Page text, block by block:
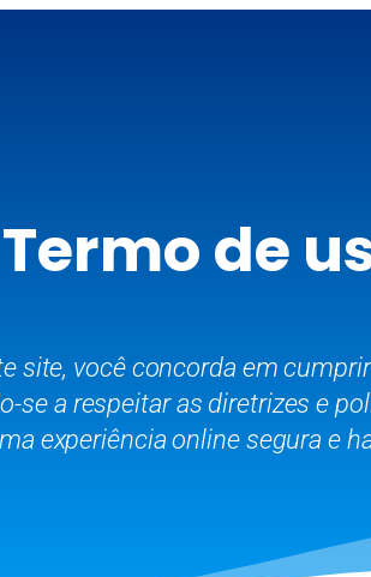
Termo de
site, você concorda em
se a respeitar as diretrizes e
experiência online segura e